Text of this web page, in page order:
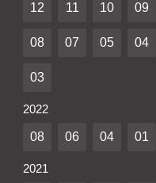
12 11 10 09
08 07 05 04
03
2022
08 06 04 01
2021